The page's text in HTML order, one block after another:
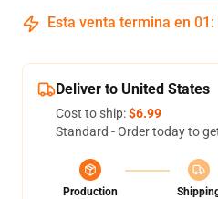
Esta venta termina en 01 :
Deliver to United States
Cost to ship:$6.99
Standard - Order today to
Production